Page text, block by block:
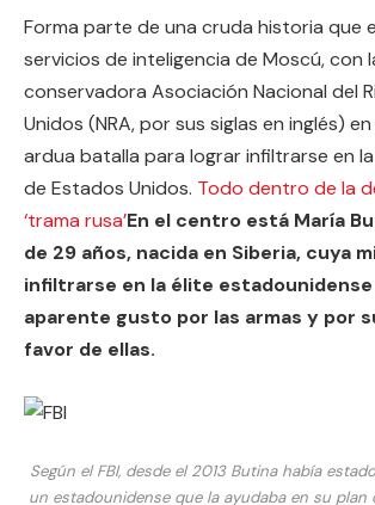
Forma parte de una cruda historia que
servicios de inteligencia de Moscú, con
conservadora Asociación Nacional del
Unidos (NRA, por sus siglas en inglés)
ardua batalla para lograr infiltrarse en
de Estados Unidos. Todo dentro de la
‘trama rusa’En el centro está María
de 29 años, nacida en Siberia, cuya
infiltrarse en la élite
aparente gusto por las armas y por
favor de ellas.
Según el FBI, desde el 2013 Butina había
un estadounidense que la ayudaba en su plan